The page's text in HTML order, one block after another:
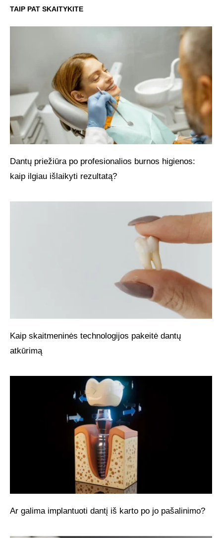
TAIP PAT SKAITYKITE
Dantų priežiūra po profesionalios burnos higienos:
kaip ilgiau išlaikyti rezultatą?
Kaip skaitmeninės technologijos pakeitė dantų
atkūrimą
Ar galima implantuoti dantį iš karto po jo pašalinimo?